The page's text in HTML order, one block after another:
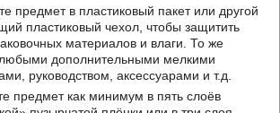
предмет в пластиковый пакет или другой
пластиковый чехол, чтобы защитить
материалов и влаги. То же
дополнительными мелкими
руководством, аксессуарами и т.д.
предмет как минимум в пять слоёв